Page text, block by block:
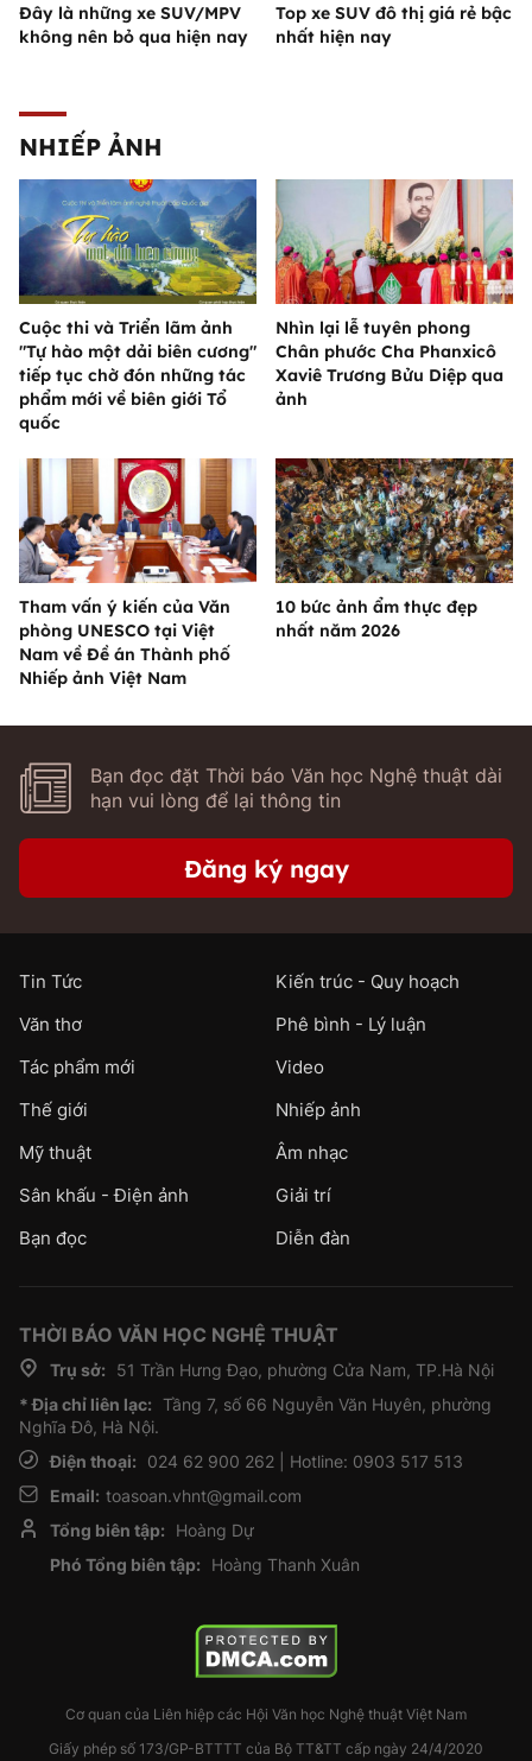
Đây là những xe SUV/MPV
không nên bỏ qua hiện nay
Top xe SUV đô thị giá rẻ bậc
nhất hiện nay
NHIẾP ẢNH
Cuộc thi và Triển lãm ảnh
"Tự hào một dải biên cương"
tiếp tục chờ đón những tác
phẩm mới về biên giới Tổ
quốc
Nhìn lại lễ tuyên phong
Chân phước Cha Phanxicô
Xaviê Trương Bửu Diệp qua
ảnh
Tham vấn ý kiến của Văn
phòng UNESCO tại Việt
Nam về Đề án Thành phố
Nhiếp ảnh Việt Nam
10 bức ảnh ẩm thực đẹp
nhất năm 2026
Bạn đọc đặt Thời báo Văn học Nghệ thuật dài
hạn vui lòng để lại thông tin
Đăng ký ngay
Tin Tức
Kiến trúc - Quy hoạch
Văn thơ
Phê bình - Lý luận
Tác phẩm mới
Video
Thế giới
Nhiếp ảnh
Mỹ thuật
Âm nhạc
Sân khấu - Điện ảnh
Giải trí
Bạn đọc
Diễn đàn
THỜI BÁO VĂN HỌC NGHỆ THUẬT
Trụ sở:
51 Trần Hưng Đạo, phường Cửa Nam, TP.Hà Nội
* Địa chỉ liên lạc: Tầng 7, số 66 Nguyễn Văn Huyên, phường
Nghĩa Đô, Hà Nội.
Điện thoại:
024 62 900 262 | Hotline: 0903 517 513
Email: toasoan.vhnt@gmail.com
Tổng biên tập:
Hoàng Dự
Phó Tổng biên tập:
Hoàng Thanh Xuân
Cơ quan của Liên hiệp các Hội Văn học Nghệ thuật Việt Nam
Giấy phép số 173/GP-BTTTT của Bộ TT&TT cấp ngày 24/4/2020